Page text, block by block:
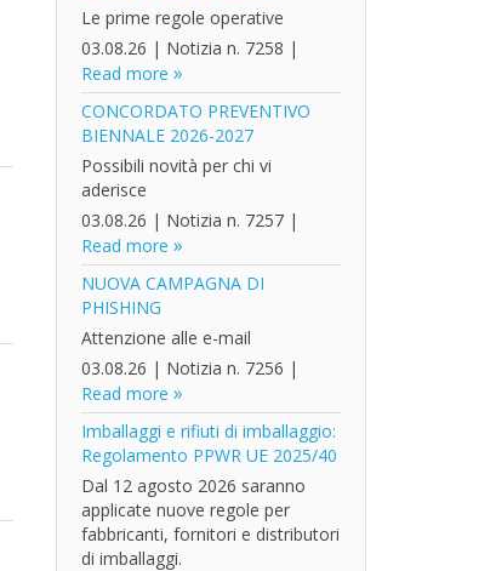
Le prime regole operative
03.08.26 | Notizia n. 7258 |
Read more
CONCORDATO PREVENTIVO
BIENNALE 2026-2027
Possibili novità per chi vi
aderisce
03.08.26 | Notizia n. 7257|
Read more
NUOVA CAMPAGNA DI
PHISHING
Attenzione alle e-mail
03.08.26 | Notizia n. 7256 |
Read more
Imballaggi e rifiuti di imballaggio:
Regolamento PPWR UE 2025/40
Dal 12 agosto 2026 saranno
applicate nuove regole per
fabbricanti, fornitori e distributori
di imballaggi.